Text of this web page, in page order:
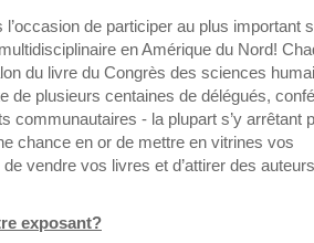
l’occasion de participer au plus important
en Amérique du Nord!
du livre du Congrès des sciences
de plusieurs centaines de délégués,
communautaires - la plupart s’y arrêtant
chance en or de mettre en vitrines vos
vendre vos livres et d’attirer des auteurs
exposant?